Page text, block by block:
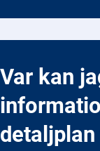
Till exempel: Om
värdet på
på fastigheten,
Du kan enkelt
Skatteverkets e-
tjänst Min
eftersom det kan
Var kan